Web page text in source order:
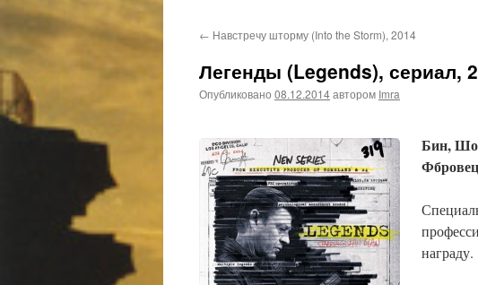
← Навстречу шторму (Into the Storm), 2014
Легенды (Legends), сериал,
Опубликовано 08.12.2014автором Imra
Бин,
награду.